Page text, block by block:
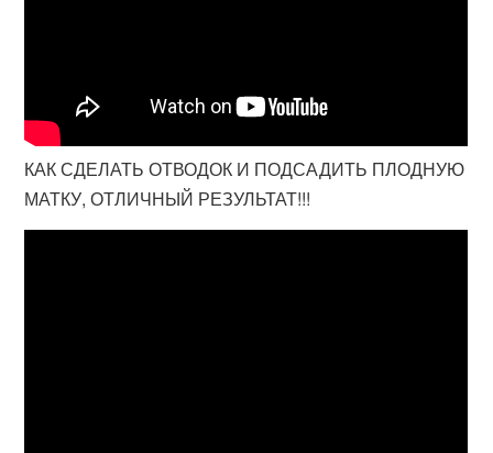
КАК СДЕЛАТЬ ОТВОДОК И ПОДСАДИТЬ ПЛОДНУЮ
МАТКУ, ОТЛИЧНЫЙ РЕЗУЛЬТАТ!!!